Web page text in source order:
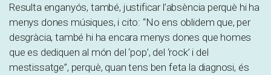
Resulta enganyós, també, justificar l’absència perquè hi ha
menys dones músiques, i cito: “No ens oblidem que, per
desgràcia, també hi ha encara menys dones que homes
que es dediquen al món del ‘pop’, del ‘rock’ i del
mestissatge”, perquè, quan tens ben feta la diagnosi, és